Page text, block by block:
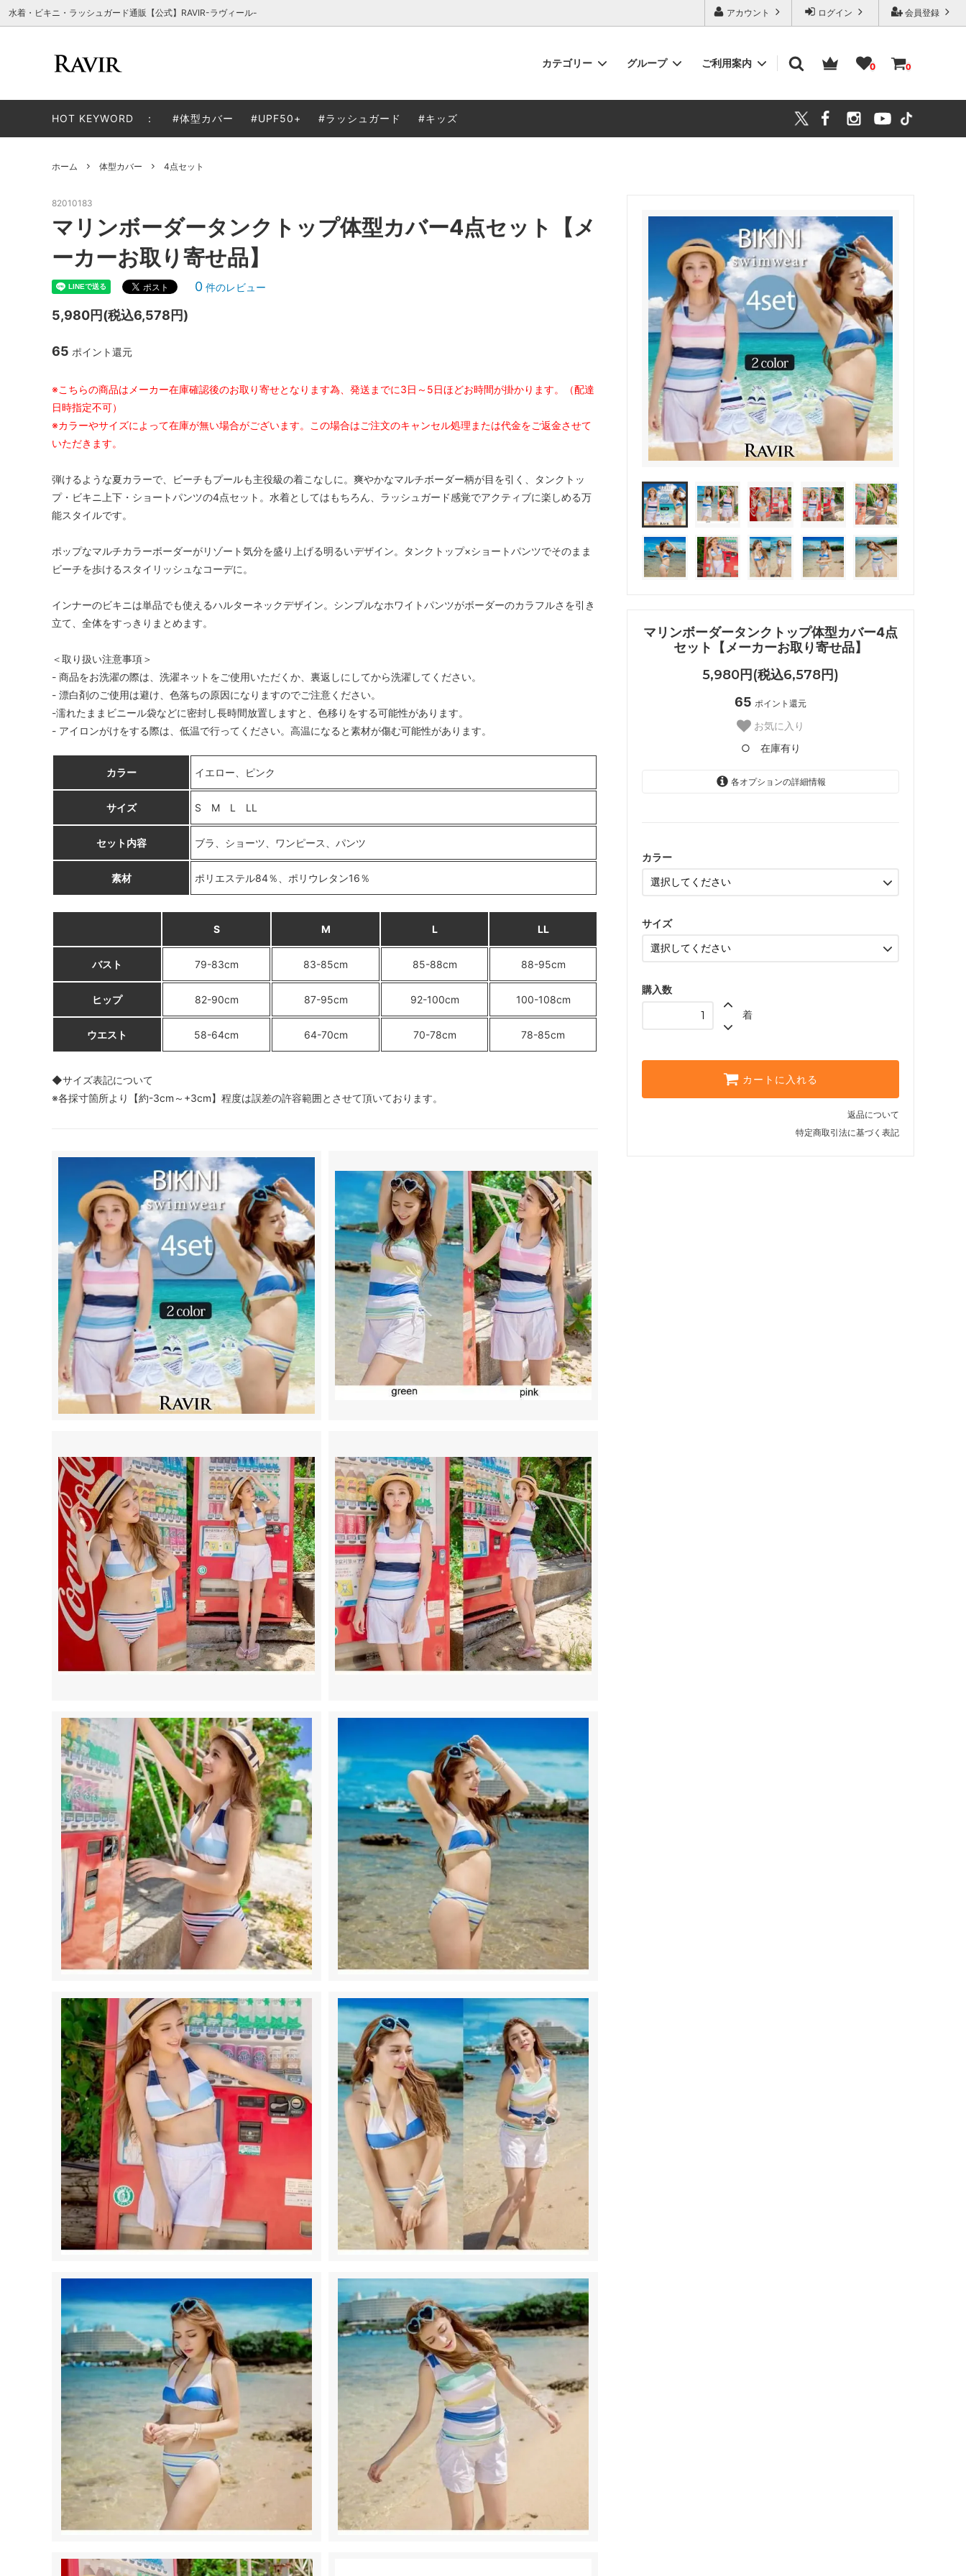
会員登録
ログイン
アカウント
水着・ビキニ・ラッシュガード通販【公式】RAVIR-ラヴィール-
0
0
カテゴリー
モノキニ タンキニ フィットネス キッズ・スクール
カバーアップウェア
グループ
大きいサイズ(LL～)
子供用サイズ(110～)
ご利用案内
HOT KEYWORD ： #体型カバー #UPF50+ #ラッシュガード #キッズ
ホーム 体型カバー 4点セット
マリンボーダータンクトップ体型カバー4点
セット【メーカーお取り寄せ品】
5,980円(税込6,578円)
65 ポイント還元
お気に入り
○ 在庫有り
各オプションの詳細情報
イエロー（color__S-30__）
○ 在庫有り
カラー
サイズ
購入数
着
カートに入れる
返品について
特定商取引法に基づく表記
82010183
マリンボーダータンクトップ体型カバー4点セット【メ
ーカーお取り寄せ品】
0 件のレビュー
5,980円(税込6,578円)
65 ポイント還元
※こちらの商品はメーカー在庫確認後のお取り寄せとなります為、発送までに3日～5日ほどお時間が掛かります。（配達
日時指定不可）
※カラーやサイズによって在庫が無い場合がございます。この場合はご注文のキャンセル処理または代金をご返金させて
いただきます。
弾けるような夏カラーで、ビーチもプールも主役級の着こなしに。爽やかなマルチボーダー柄が目を引く、タンクトッ
プ・ビキニ上下・ショートパンツの4点セット。水着としてはもちろん、ラッシュガード感覚でアクティブに楽しめる万
能スタイルです。
ポップなマルチカラーボーダーがリゾート気分を盛り上げる明るいデザイン。タンクトップ×ショートパンツでそのまま
ビーチを歩けるスタイリッシュなコーデに。
インナーのビキニは単品でも使えるハルターネックデザイン。シンプルなホワイトパンツがボーダーのカラフルさを引き
立て、全体をすっきりまとめます。
＜取り扱い注意事項＞
- 商品をお洗濯の際は、洗濯ネットをご使用いただくか、裏返しにしてから洗濯してください。
- 漂白剤のご使用は避け、色落ちの原因になりますのでご注意ください。
-濡れたままビニール袋などに密封し長時間放置しますと、色移りをする可能性があります。
- アイロンがけをする際は、低温で行ってください。高温になると素材が傷む可能性があります。
カラー イエロー、ピンク
サイズ S M L LL
セット内容 ブラ、ショーツ、ワンピース、パンツ
素材 ポリエステル84％、ポリウレタン16％
S M L LL
バスト 79-83cm 83-85cm 85-88cm 88-95cm
ヒップ 82-90cm 87-95cm 92-100cm 100-108cm
ウエスト 58-64cm 64-70cm 70-78cm 78-85cm
◆サイズ表記について
※各採寸箇所より【約-3cm～+3cm】程度は誤差の許容範囲とさせて頂いております。